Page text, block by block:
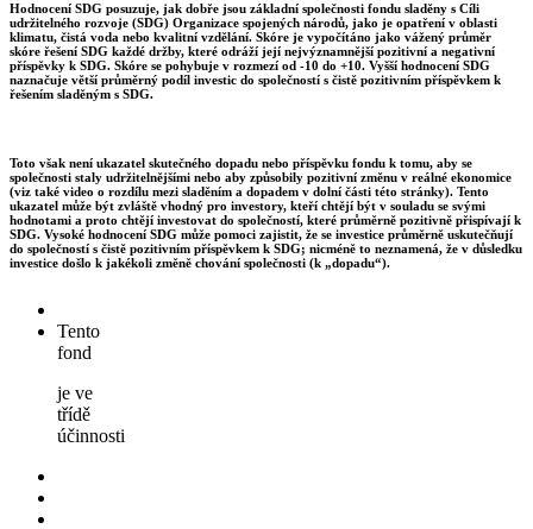
Hodnocení SDG posuzuje, jak dobře jsou základní společnosti fondu sladěny s Cíli
udržitelného rozvoje (SDG) Organizace spojených národů, jako je opatření v oblasti
klimatu, čistá voda nebo kvalitní vzdělání. Skóre je vypočítáno jako vážený průměr
skóre řešení SDG každé držby, které odráží její nejvýznamnější pozitivní a negativní
příspěvky k SDG. Skóre se pohybuje v rozmezí od -10 do +10. Vyšší hodnocení SDG
naznačuje větší průměrný podíl investic do společností s čistě pozitivním příspěvkem k
řešením sladěným s SDG.
Toto však není ukazatel skutečného dopadu nebo příspěvku fondu k tomu, aby se
společnosti staly udržitelnějšími nebo aby způsobily pozitivní změnu v reálné ekonomice
(viz také video o rozdílu mezi sladěním a dopadem v dolní části této stránky). Tento
ukazatel může být zvláště vhodný pro investory, kteří chtějí být v souladu se svými
hodnotami a proto chtějí investovat do společností, které průměrně pozitivně přispívají k
SDG. Vysoké hodnocení SDG může pomoci zajistit, že se investice průměrně uskutečňují
do společností s čistě pozitivním příspěvkem k SDG; nicméně to neznamená, že v důsledku
investice došlo k jakékoli změně chování společnosti (k „dopadu“).
Tento
fond
je ve
třídě
účinnosti